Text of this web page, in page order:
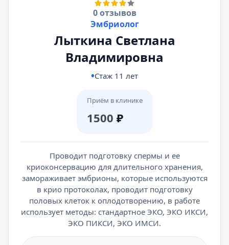
0 отзывов
Эмбриолог
Лыткина Светлана
Владимировна
Стаж 11 лет
Приём в клинике
1500 ₽
Проводит подготовку спермы и ее
криоконсервацию для длительного хранения,
замораживает эмбрионы, которые используются
в крио протоколах, проводит подготовку
половых клеток к оплодотворению, в работе
использует методы: стандартное ЭКО, ЭКО ИКСИ,
ЭКО ПИКСИ, ЭКО ИМСИ.